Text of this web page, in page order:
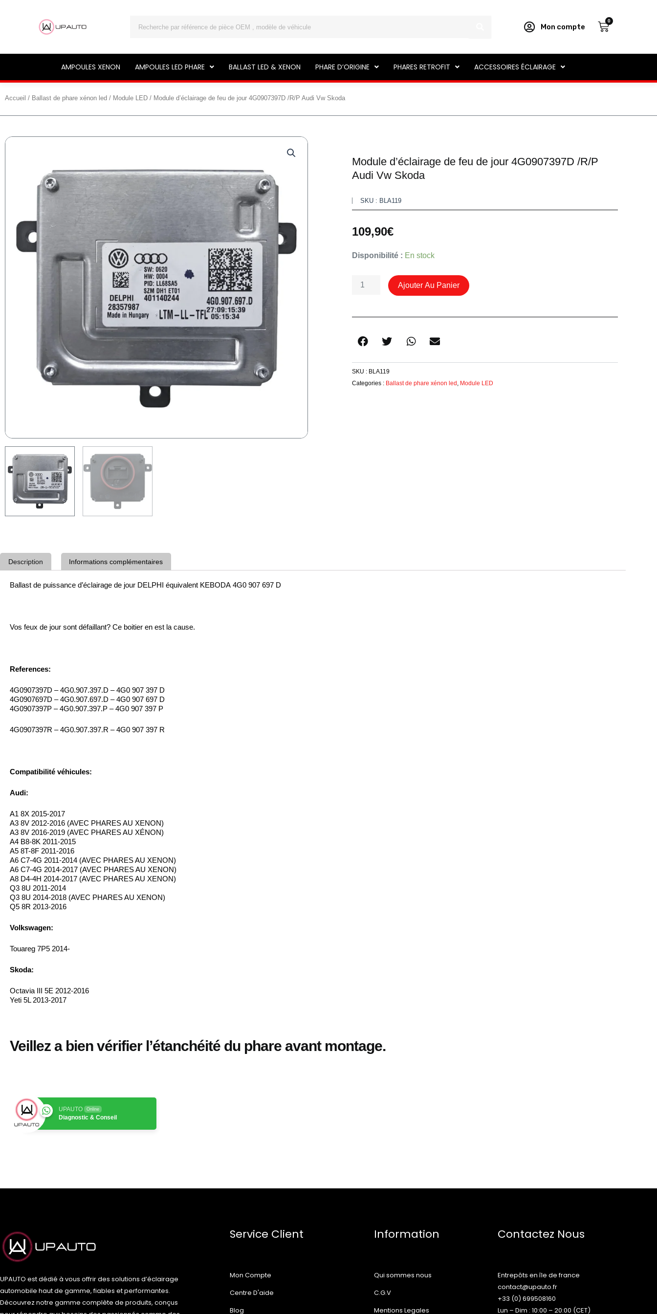
Mon compte
0
Panier
AMPOULES XENON AMPOULES LED PHARE BALLAST LED & XENON PHARE D’ORIGINE PHARES RETROFIT ACCESSOIRES ÉCLAIRAGE
Accueil / Ballast de phare xénon led / Module LED / Module d’éclairage de feu de jour 4G0907397D /R/P Audi Vw Skoda
Module d’éclairage de feu de jour 4G0907397D /R/P
Audi Vw Skoda
SKU : BLA119
109,90€
Disponibilité : En stock
Quantité
D'éclairage
Jour
4G0907397D
/R/P
Audi
Vw
Ajouter Au Panier
SKU : BLA119
Categories : Ballast de phare xénon led Module LED
Description Informations complémentaires
Ballast de puissance d’éclairage de jour DELPHI équivalent KEBODA 4G0 907 697 D
Vos feux de jour sont défaillant? Ce boitier en est la cause.
References:
4G0907397D – 4G0.907.397.D – 4G0 907 397 D
4G0907697D – 4G0.907.697.D – 4G0 907 697 D
4G0907397P – 4G0.907.397.P – 4G0 907 397 P
4G0907397R – 4G0.907.397.R – 4G0 907 397 R
Compatibilité véhicules:
Audi:
A1 8X 2015-2017
A3 8V 2012-2016 (AVEC PHARES AU XENON)
A3 8V 2016-2019 (AVEC PHARES AU XÉNON)
A4 B8-8K 2011-2015
A5 8T-8F 2011-2016
A6 C7-4G 2011-2014 (AVEC PHARES AU XENON)
A6 C7-4G 2014-2017 (AVEC PHARES AU XENON)
A8 D4-4H 2014-2017 (AVEC PHARES AU XENON)
Q3 8U 2011-2014
Q3 8U 2014-2018 (AVEC PHARES AU XENON)
Q5 8R 2013-2016
Volkswagen:
Touareg 7P5 2014-
Skoda:
Octavia III 5E 2012-2016
Yeti 5L 2013-2017
Veillez a bien vérifier l’étanchéité du phare avant montage.
UPAUTO Online
Diagnostic & Conseil
UPAUTO est dédié à vous offrir des solutions d’éclairage
automobile haut de gamme, fiables et performantes.
Découvrez notre gamme complète de produits, conçus
Service Client
Mon Compte
Centre D'aide
Blog
Information
Qui sommes nous
C.G.V
Mentions Legales
Contactez Nous
Entrepôts en île de france
contact@upauto.fr
+33 (0) 699508160
Lun – Dim : 10:00 – 20:00 (CET)